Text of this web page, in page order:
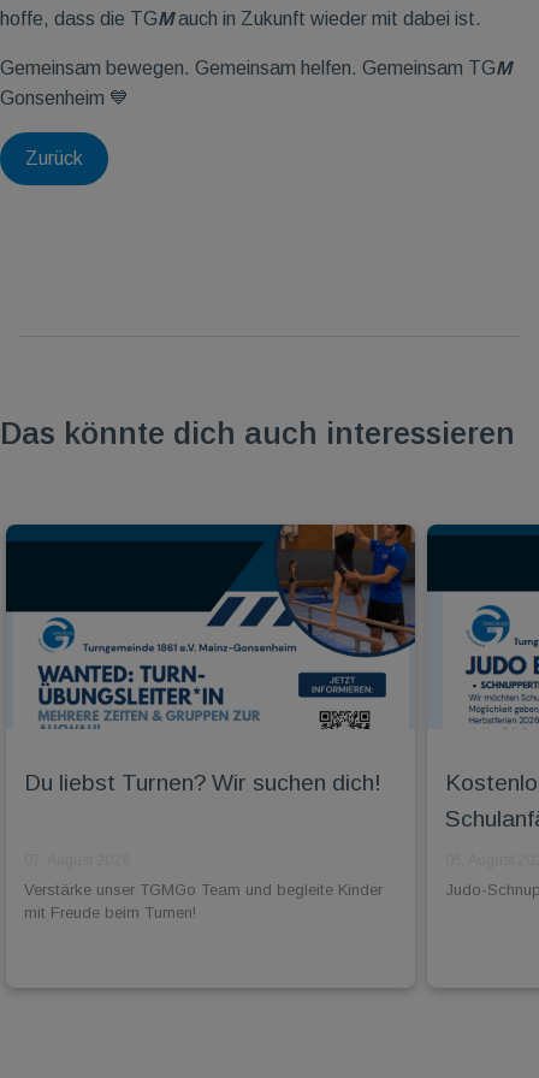
Zurück
hoffe, dass die TGMauch in Zukunft wieder mit dabei ist.
Gemeinsam bewegen. Gemeinsam helfen. Gemeinsam TGM
Gonsenheim 💙
Das könnte dich auch interessieren
Du liebst Turnen? Wir suchen dich!
Verstärke unser TGMGo Team und begleite Kinder
mit Freude beim Turnen!
Judo-